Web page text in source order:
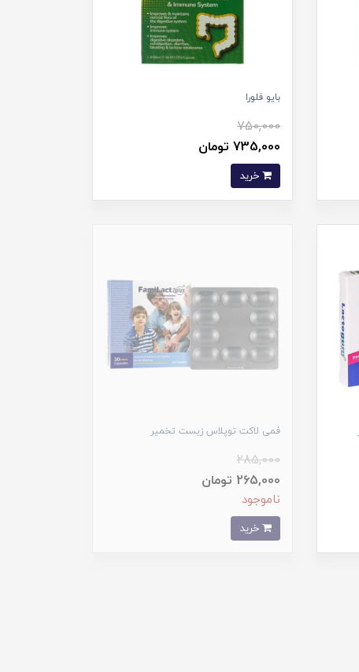
بایو فلورا
750,000
735,000 تومان
خرید
فمی لاکت توپلاس زیست تخمیر
285,000
265,000 تومان
ناموجود
خرید